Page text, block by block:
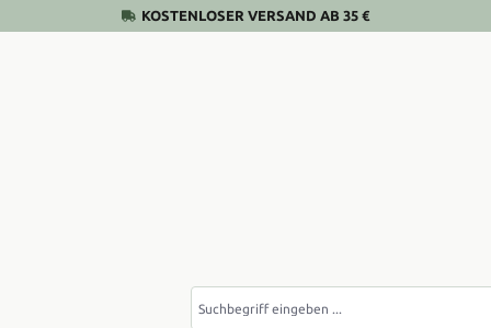
KOSTENLOSER VERSAND AB 35 €